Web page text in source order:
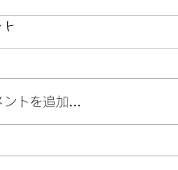
ナーと声と私
ントを追加…